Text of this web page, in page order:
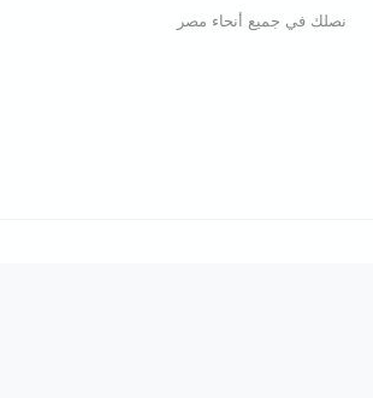
نصلك في جميع أنحاء مصر